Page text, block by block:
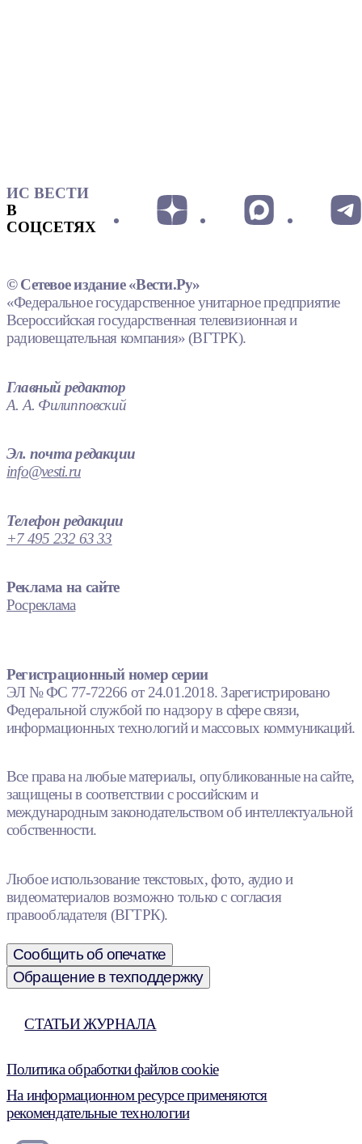
ИС ВЕСТИ
В
СОЦСЕТЯХ
© Сетевое издание «Вести.Ру»
«Федеральное государственное унитарное предприятие
Всероссийская государственная телевизионная и
радиовещательная компания» (ВГТРК).
Главный редактор
А. А. Филипповский
Эл. почта редакции
info@vesti.ru
Телефон редакции
+7 495 232 63 33
Реклама на сайте
Росреклама
Регистрационный номер серии
ЭЛ № ФС 77-72266 от 24.01.2018. Зарегистрировано
Федеральной службой по надзору в сфере связи,
информационных технологий и массовых коммуникаций.
Все права на любые материалы, опубликованные на сайте,
защищены в соответствии с российским и
международным законодательством об интеллектуальной
собственности.
Любое использование текстовых, фото, аудио и
видеоматериалов возможно только с согласия
правообладателя (ВГТРК).
Сообщить об опечатке
Обращение в техподдержку
СТАТЬИ ЖУРНАЛА
Политика обработки файлов cookie
На информационном ресурсе применяются
рекомендательные технологии